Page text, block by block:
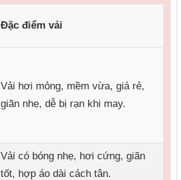
Đặc điểm vải
Vải hơi mỏng, mềm vừa, giá rẻ,
giãn nhẹ, dễ bị rạn khi may.
Vải có bóng nhẹ, hơi cứng, giãn
tốt, hợp áo dài cách tân.